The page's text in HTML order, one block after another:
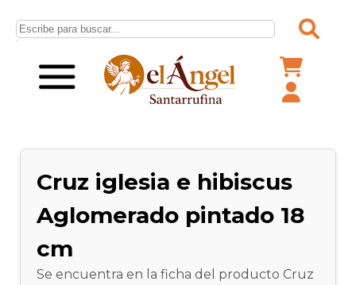
Cruz iglesia e hibiscus
Aglomerado pintado 18
cm
Se encuentra en la ficha del producto Cruz